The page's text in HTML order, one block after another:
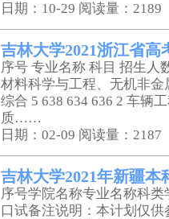
日期：10-29 阅读量：2189
吉林大学2021浙江省高
序号 专业名称 科目 招生人
材料科学与工程、无机非
综合 5 638 634 636 2 车辆
质……
日期：02-09 阅读量：2187
吉林大学2021年新疆本
序号学院名称专业名称科
口试备注说明：本计划仅